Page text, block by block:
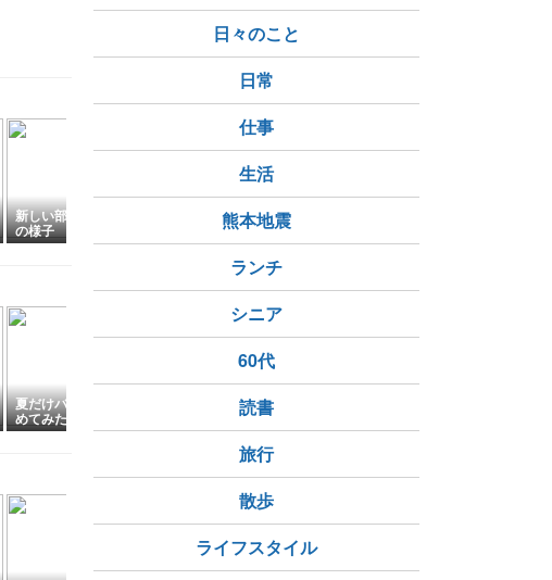
新しい部屋と綿子さん
の様子
【防寒対策】リビング
にニトリの間仕切りカ
ーテン吊ってみた！ を設置してエアコンの
夏だけバスタオルをや
めてみたら…フェイス
タオルだけで十分でし
時短家事・メラミンス
ポンジさえあれば。
日々のこと
日常
仕事
生活
熊本地震
ランチ
シニア
60代
読書
旅行
散歩
ライフスタイル